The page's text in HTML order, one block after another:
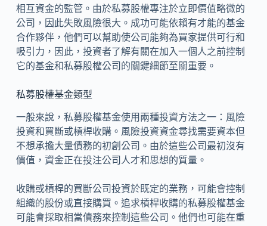
相互資金的監管。由於私募股權專注於立即價值略微的
公司，因此失敗風險很大。成功可能依賴有才能的基金
合作夥伴，他們可以幫助使公司能夠為買家提供可行和
吸引力，因此，投資者了解有關在加入一個人之前控制
它的基金和私募股權公司的關鍵細節至關重要。
私募股權基金類型
一般來說，私募股權基金使用兩種投資方法之一：風險
投資和買斷或槓桿收購。風險投資資金尋找需要資本但
不想承擔大量債務的初創公司。由於這些公司最初沒有
價值，資金正在投注公司人才和思想的質量。
收購或槓桿的買斷公司投資於既定的業務，可能會控制
組織的股份或直接購買。追求槓桿收購的私募股權基金
可能會採取相當債務來控制這些公司。他們也可能在重